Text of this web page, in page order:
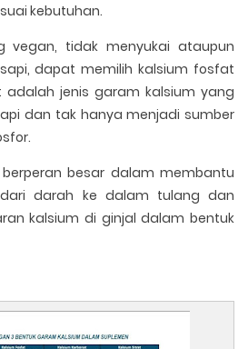
kebutuhan.
vegan, tidak menyukai ataupun
dapat memilih kalsium fosfat
jenis garam kalsium yang
dan tak hanya menjadi sumber
besar dalam membantu
dari darah ke dalam tulang dan
kalsium di ginjal dalam bentuk